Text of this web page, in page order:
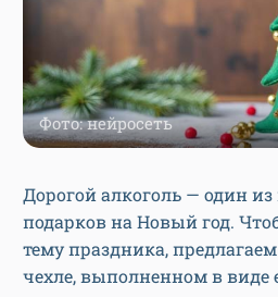
Фото: нейросеть
Дорогой алкоголь — один
подарков на Новый год.
тему праздника,
чехле, выполненном в виде